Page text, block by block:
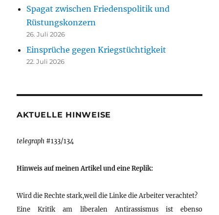
Spagat zwischen Friedenspolitik und
Rüstungskonzern
26. Juli 2026
Einsprüche gegen Kriegstüchtigkeit
22. Juli 2026
AKTUELLE HINWEISE
telegraph #133/134
Hinweis auf meinen Artikel und eine Replik:
Wird die Rechte stark,weil die Linke die Arbeiter verachtet?
Eine Kritik am liberalen Antirassismus ist ebenso